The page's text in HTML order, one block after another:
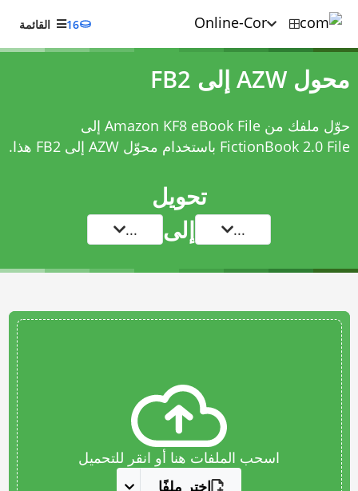
16 القائمة
محول AZW إلى FB2
حوّل ملفك من Amazon KF8 eBook File إلى
FictionBook 2.0 File باستخدام
محوّل AZW إلى FB2 هذا.
تحويل
... إلى ...
اسحب الملفات هنا أو انقر للتحميل
اختر ملفًا